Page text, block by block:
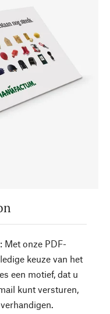
Met onze PDF-
keuze van het
een motief, dat u
kunt versturen,